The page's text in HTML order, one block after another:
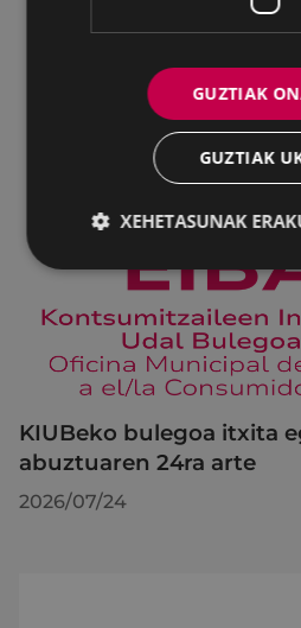
KIUBeko bulegoa itxita
abuztuaren 24ra arte
2026/07/24
GUZTIAK
GUZTIAK
XEHETASUNAK